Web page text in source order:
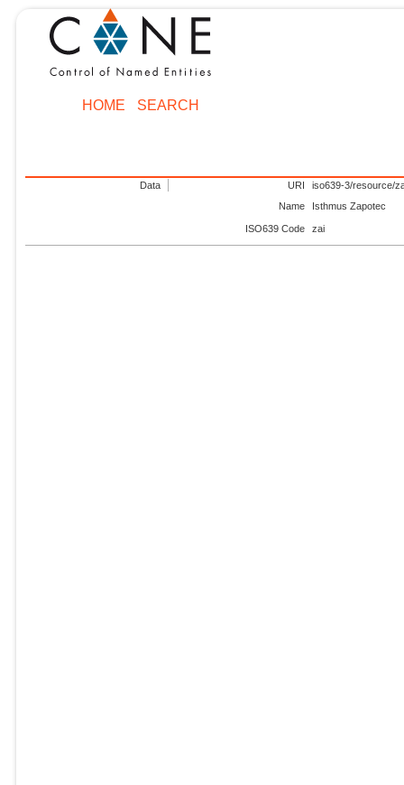
HOME SEARCH
Data URI
iso639-3/resource/
Name
Isthmus Zapotec
ISO639 Code zai